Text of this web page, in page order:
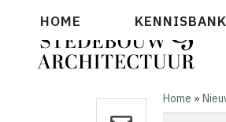
Hoofdnavigatie
HOME KENNISBANK
Home